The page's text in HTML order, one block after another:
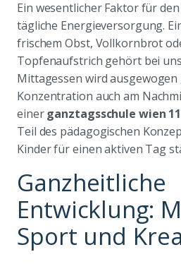
Ein wesentlicher Faktor für
tägliche Energieversorgung.
frischem Obst, Vollkornbrot
Topfenaufstrich gehört bei
Mittagessen wird
Konzentration auch am
einerganztagsschule wien
Teil des pädagogischen
Kinder für einen aktiven Tag
Ganzheitliche
Entwicklung:
Sport und